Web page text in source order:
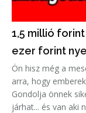
1,5 millió
ezer forint
Ön hisz még a
arra, hogy
Gondolja önnek
járhat... és van aki